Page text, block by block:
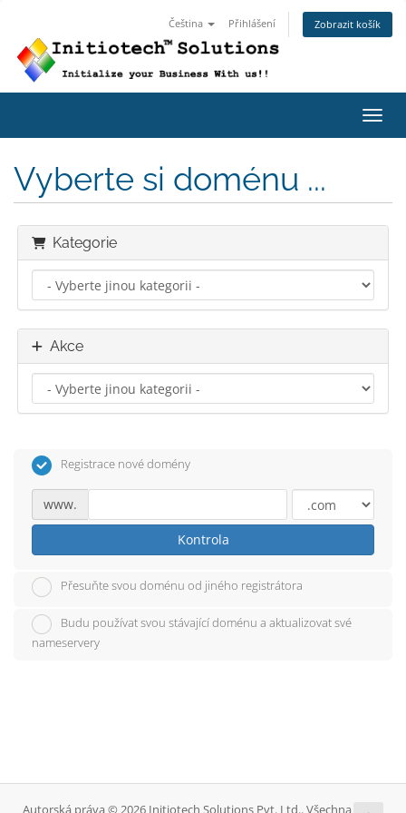
Čeština Přihlášení Zobrazit košík
Vyberte si doménu ...
Kategorie
Akce
Registrace nové domény
www.
Kontrola
Přesuňte svou doménu od jiného registrátora
Budu používat svou stávající doménu a aktualizovat své
nameservery
Autorská práva © 2026 Initiotech Solutions Pvt. Ltd.. Všechna